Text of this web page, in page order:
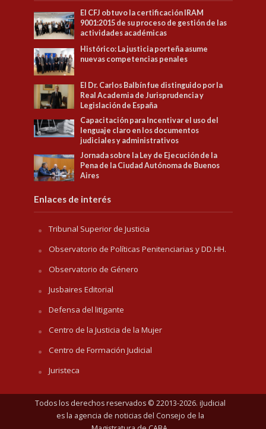
El CFJ obtuvo la certificación IRAM
9001:2015 de su proceso de gestión de las
actividades académicas
Histórico: La justicia porteña asume
nuevas competencias penales
El Dr. Carlos Balbín fue distinguido por la
Real Academia de Jurisprudencia y
Legislación de España
Capacitación para Incentivar el uso del
lenguaje claro en los documentos
judiciales y administrativos
Jornada sobre la Ley de Ejecución de la
Pena de la Ciudad Autónoma de Buenos
Aires
Enlaces de interés
Tribunal Superior de Justicia
Observatorio de Políticas Penitenciarias y DD.HH.
Observatorio de Género
Jusbaires Editorial
Defensa del litigante
Centro de la Justicia de la Mujer
Centro de Formación Judicial
Juristeca
Todos los derechos reservados © 22013-2026. iJudicial
es la agencia de noticias del Consejo de la